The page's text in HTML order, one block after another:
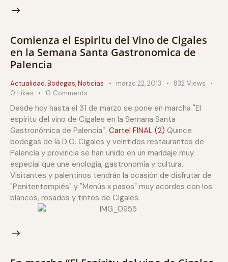
Comienza el Espiritu del Vino de Cigales
en la Semana Santa Gastronomica de
Palencia
Actualidad,Bodegas,Noticias marzo 22, 2013 832 Views
0 Likes 0 Comments
Desde hoy hasta el 31 de marzo se pone en marcha "El
espíritu del vino de Cigales en la Semana Santa
Gastronómica de Palencia”. Cartel FINAL (2) Quince
bodegas de la D.O. Cigales y veintidos restaurantes de
Palencia y provincia se han unido en un maridaje muy
especial que une enología, gastronomía y cultura.
Visitantes y palentinos tendrán la ocasión de disfrutar de
"Penitentempiés" y "Menús x pasos" muy acordes con los
blancos, rosados y tintos de Cigales.